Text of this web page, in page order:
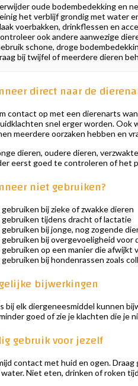
oude bodembedekking en
het verblijf grondig met water
voerbakken, drinkflessen en
ook andere aanwezige
schone, droge
bij twijfel of meerdere dieren
direct naar de
contact op met een dierenarts
snel erger worden. Ook
meerdere oorzaken hebben en
dieren, oudere dieren,
eerst goed te controleren of het
niet gebruiken?
bij zieke of zwakke dieren
tijdens dracht of lactatie
bij jonge, nog zogende
bij overgevoeligheid voor
op een manier die afwijkt
bij hondenrassen zoals
bijwerkingen
bij elk diergeneesmiddel kunnen
goed of zie je klachten die je
gebruik voor jezelf
contact met huid en ogen.
Niet eten, drinken of roken